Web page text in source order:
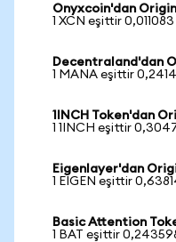
Onyxcoin'dan
1 XCN eşittir
Decentraland'dan
1 MANA eşittir
1INCH Token'dan
1 1INCH eşittir
Eigenlayer'dan
1 EIGEN eşittir
Basic Attention
1 BAT eşittir